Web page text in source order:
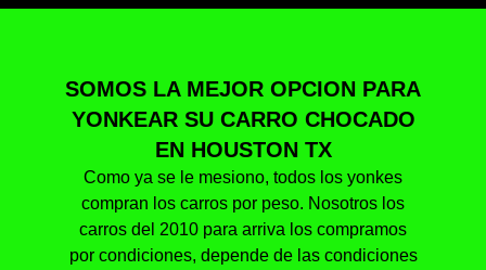
SOMOS LA MEJOR OPCION PARA
YONKEAR SU CARRO CHOCADO
EN HOUSTON TX
Como ya se le mesiono, todos los yonkes
compran los carros por peso. Nosotros los
carros del 2010 para arriva los compramos
por condiciones, depende de las condiciones